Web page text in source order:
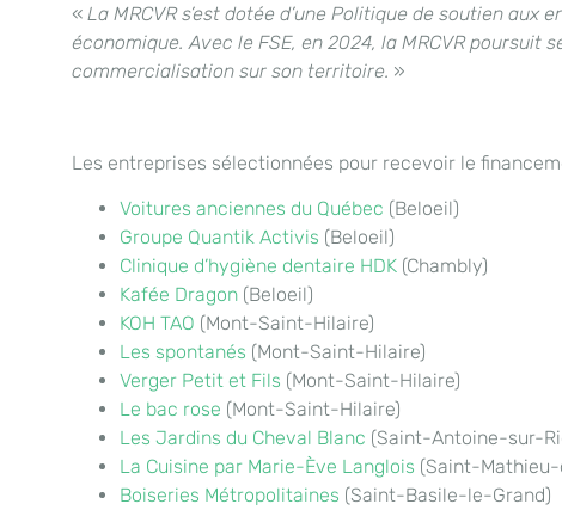
« La MRCVR s’est dotée d’une Politique de soutien
économique. Avec le FSE, en 2024, la MRCVR
commercialisation sur son territoire. »
Les entreprises sélectionnées pour recevoir le
Voitures anciennes du Québec (Beloeil)
Groupe Quantik Activis (Beloeil)
Clinique d’hygiène dentaire HDK (Chambly)
Kafée Dragon (Beloeil)
KOH TAO (Mont-Saint-Hilaire)
Les spontanés (Mont-Saint-Hilaire)
Verger Petit et Fils (Mont-Saint-Hilaire)
Le bac rose (Mont-Saint-Hilaire)
Les Jardins du Cheval Blanc (Saint-Antoine-sur-
La Cuisine par Marie-Ève Langlois (Saint-
Boiseries Métropolitaines (Saint-Basile-le-Grand)